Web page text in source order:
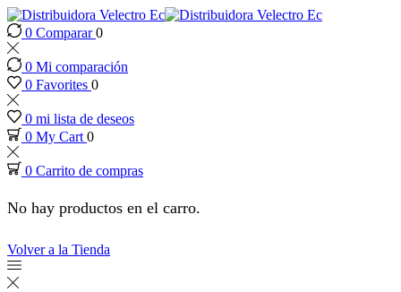
panel
panel
paketleri
0 Comparar0
0 Mi comparación
0 Favorites 0
0 mi lista de deseos
0 My Cart 0
0 Carrito de compras
No hay productos en el carro.
Volver a la Tienda